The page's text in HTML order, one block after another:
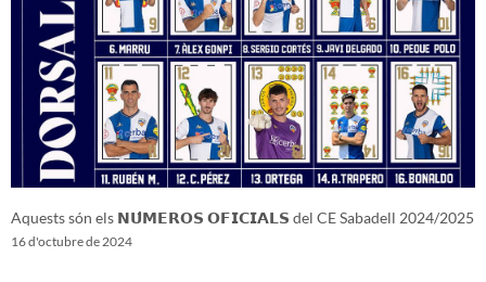
Aquests són els 𝗡𝗨́𝗠𝗘𝗥𝗢𝗦 𝗢𝗙𝗜𝗖𝗜𝗔𝗟𝗦 del CE Sabadell 2024/2025
16 d'octubre de 2024